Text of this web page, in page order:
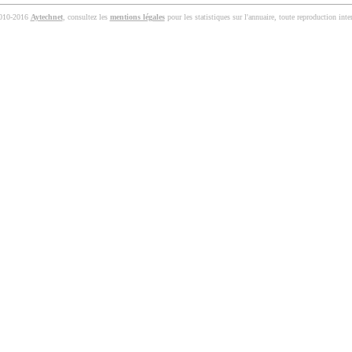
2016 Aytechnet, consultez les mentions légalespour les statistiques sur l'annuaire, toute reproduction